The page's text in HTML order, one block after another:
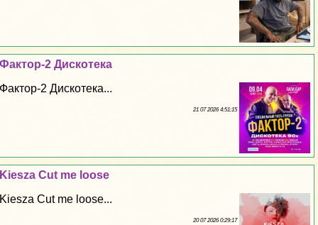
Фактор-2 Дискотека
Фактор-2 Дискотека...
21 07 2026 4:51:15
Kiesza Cut me loose
Kiesza Cut me loose...
20 07 2026 0:29:17